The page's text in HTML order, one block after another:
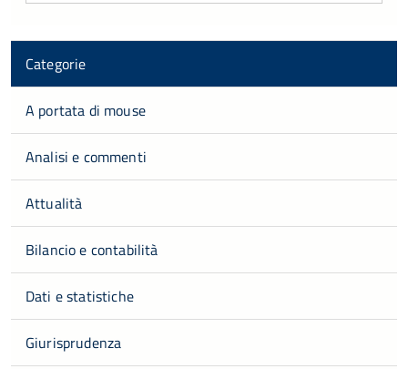
Categorie
A portata di mouse
Analisi e commenti
Attualità
Bilancio e contabilità
Dati e statistiche
Giurisprudenza